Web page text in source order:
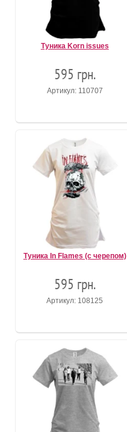
Туника Korn issues
595 грн.
Артикул: 110707
Туника In Flames (с черепом)
595 грн.
Артикул: 108125